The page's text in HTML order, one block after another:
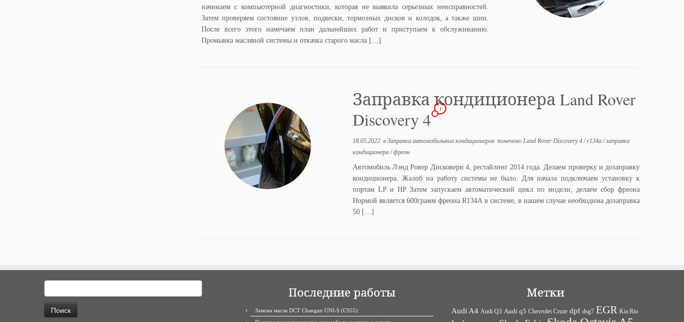
начинаем с компьютерной диагностики, которая не выявила серьезных неисправностей.
Затем проверяем состояние узлов, подвески, тормозных дисков и колодок, а также шин.
После всего этого намечаем план дальнейших работ и приступаем к обслуживанию.
Промывка масляной системы и откачка старого масла […]
Заправка кондиционера Land Rover
Discovery 4
1
18.05.2022 вЗаправка автомобильных кондиционеров помеченоLand Rover Discovery 4/r134a/заправка
кондиционера/фреон
Автомобиль Лэнд Ровер Дисковери 4, рестайлинг 2014 года. Делаем проверку и дозаправку
кондиционера. Жалоб на работу системы не было. Для начала подключаем установку к
портам LP и HP Затем запускаем автоматический цикл по модели, делаем сбор фреона
Нормой является 600грамм фреона R134A в системе, в нашем случае необходима дозаправка
50 […]
Последние работы
Замена масла DCT Changan UNI-S (CS55)
Метки
Audi A4 Audi Q3 Audi q5 Chevrolet Cruze dpf dsg7 EGR Kia Rio